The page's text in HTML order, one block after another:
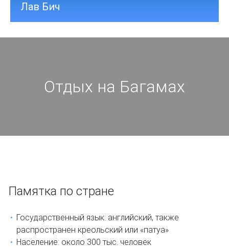
Лав Бич
Отдых на Багамах
Памятка по стране
Государственный язык: английский, также
распространен креольский или «патуа»
Население: около 300 тыс. человек